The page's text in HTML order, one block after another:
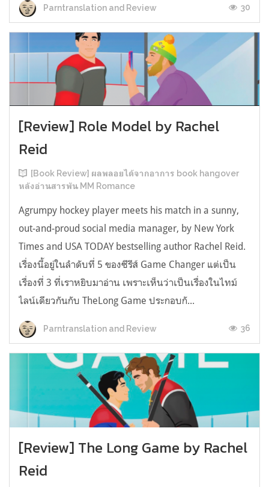
Parntranslation and Review 30
[Review] Role Model by Rachel
Reid
[Book Review] ผลพลอยได้จากอาการ book hangover
หลังอ่านสารพัน MM Romance
Agrumpy hockey player meets his match in a sunny,
out-and-proud social media manager, by New York
Times and USA TODAY bestselling author Rachel Reid.
เรื่องนี้อยู่ในลำดับที่ 5 ของซีรีส์ Game Changer แต่เป็น
เรื่องที่ 3 ที่เราหยิบมาอ่าน เพราะเห็นว่าเป็นเรื่องในไทม์
ไลน์เดียวกันกับ TheLong Game ประกอบกั...
Parntranslation and Review 36
[Review] The Long Game by Rachel
Reid